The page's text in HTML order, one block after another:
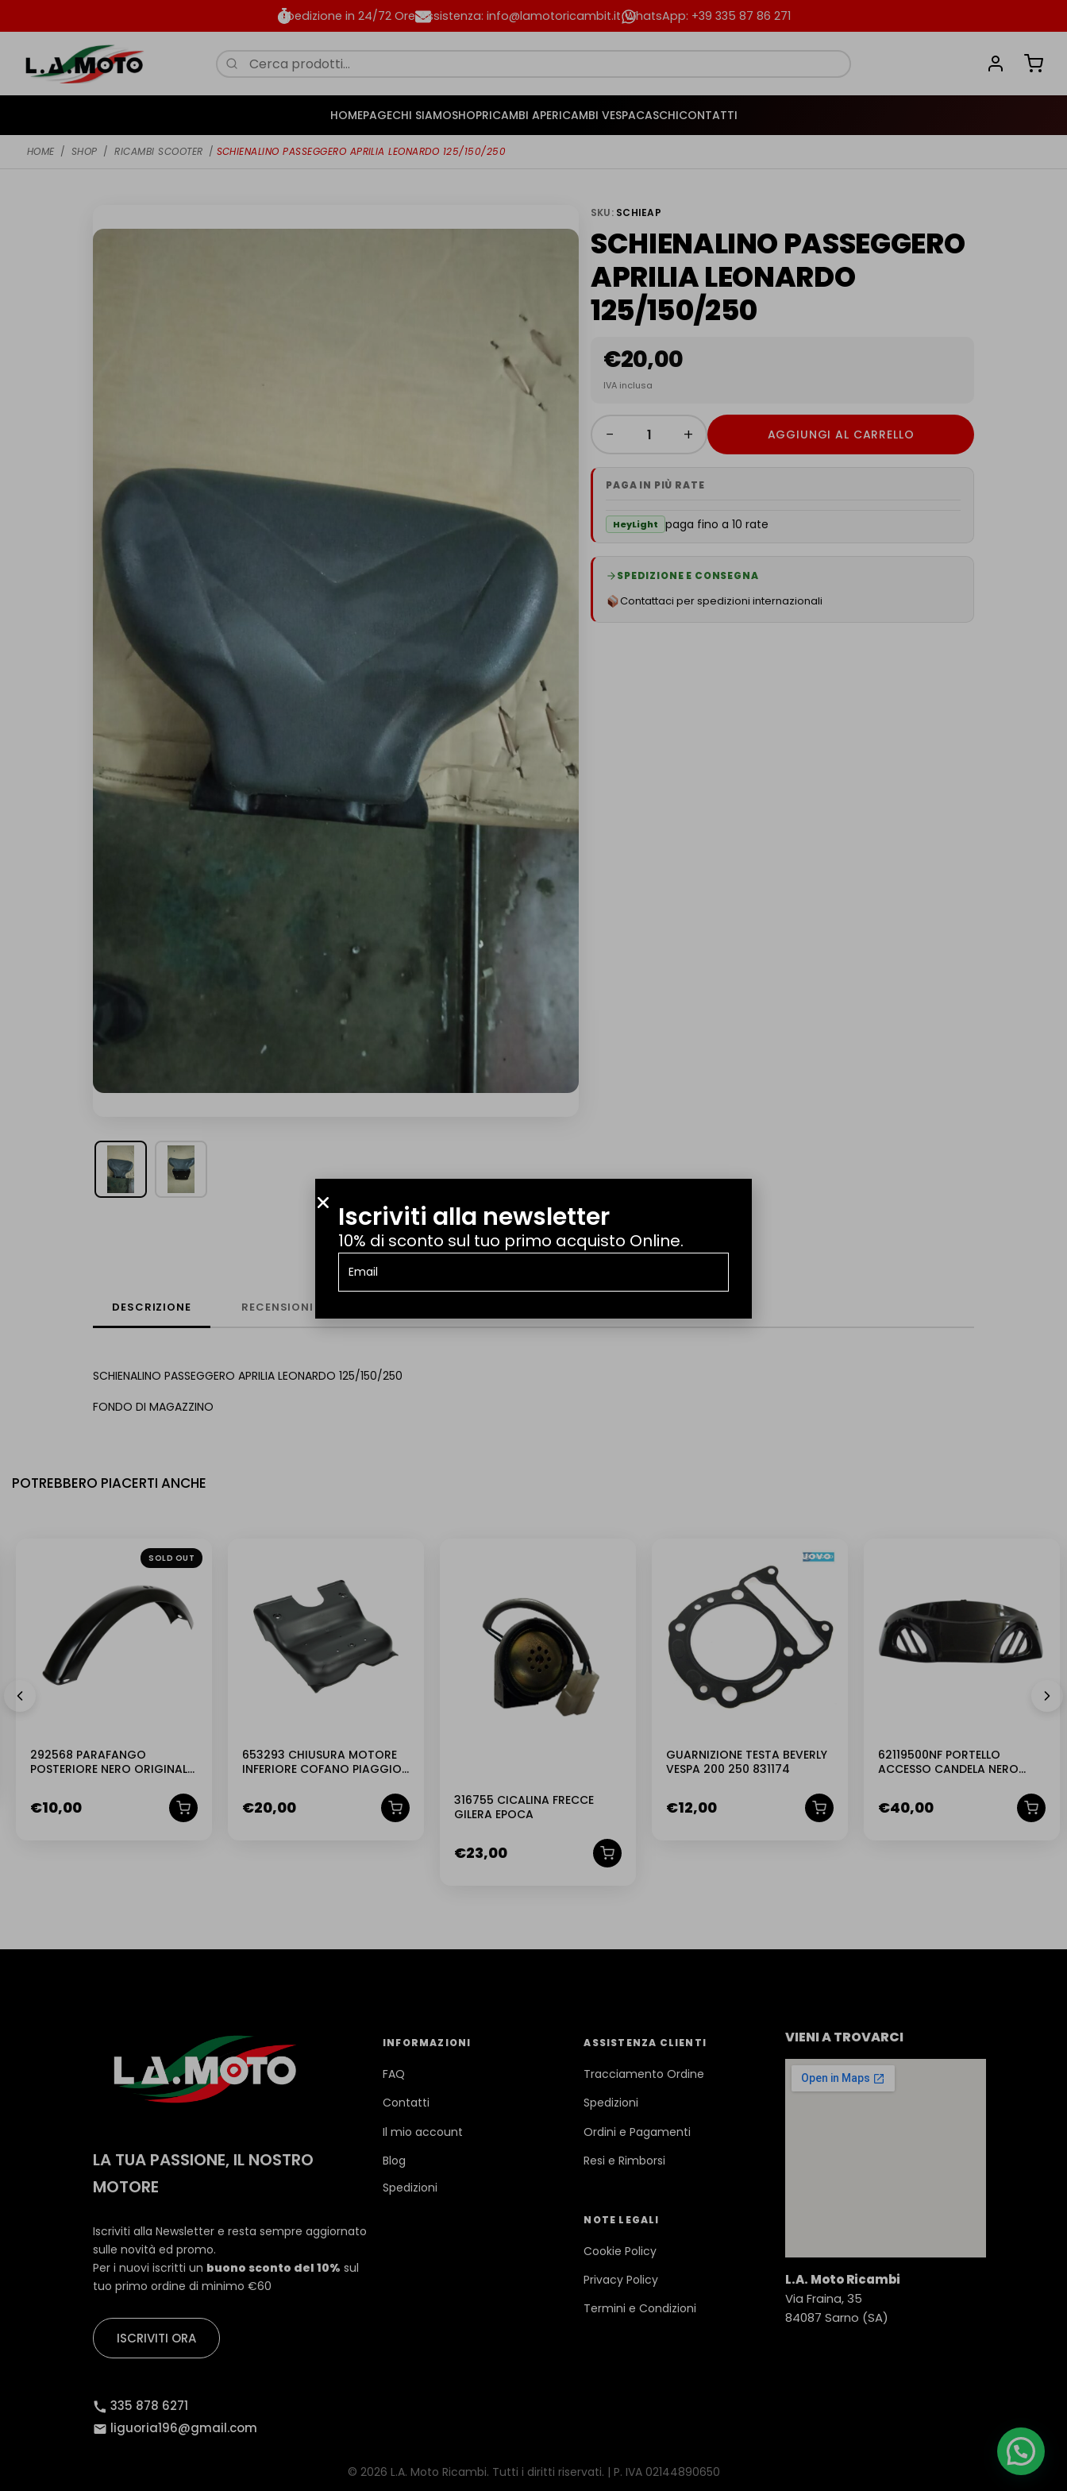
Spedizione in 24/72 Ore Assistenza: info@lamotoricambit.it WhatsApp: +39 335 87 86 271
HOMEPAGECHI SIAMOSHOPRICAMBI APERICAMBI VESPACASCHICONTATTI
HOME / SHOP / RICAMBI SCOOTER / SCHIENALINO PASSEGGERO APRILIA LEONARDO 125/150/250
SKU: SCHIEAP
SCHIENALINO PASSEGGERO
APRILIA LEONARDO
125/150/250
€20,00
IVA inclusa
− + AGGIUNGI AL CARRELLO
PAGA IN PIÙ RATE
HeyLight paga fino a 10 rate
SPEDIZIONE E CONSEGNA
Contattaci per spedizioni internazionali
DESCRIZIONE RECENSIONI
SCHIENALINO PASSEGGERO APRILIA LEONARDO 125/150/250
FONDO DI MAGAZZINO
POTREBBERO PIACERTI ANCHE
SOLD OUT
292568 PARAFANGO
POSTERIORE NERO ORIGINALE
€10,00
653293 CHIUSURA MOTORE
INFERIORE COFANO PIAGGIO
€20,00
316755 CICALINA FRECCE
GILERA EPOCA
€23,00
NUOVO
GUARNIZIONE TESTA BEVERLY
VESPA 200 250 831174
€12,00
62119500NF PORTELLO
ACCESSO CANDELA NERO
€40,00
LA TUA PASSIONE, IL NOSTRO
MOTORE
Iscriviti alla Newsletter e resta sempre aggiornato
sulle novità ed promo.
Per i nuovi iscritti un buono sconto del 10% sul
tuo primo ordine di minimo €60
ISCRIVITI ORA
335 878 6271
liguoria196@gmail.com
INFORMAZIONI
FAQ
Contatti
Il mio account
Blog
Spedizioni
ASSISTENZA CLIENTI
Tracciamento Ordine
Spedizioni
Ordini e Pagamenti
Resi e Rimborsi
NOTE LEGALI
Cookie Policy
Privacy Policy
Termini e Condizioni
VIENI A TROVARCI
L.A. Moto Ricambi
Via Fraina, 35
84087 Sarno (SA)
© 2026 L.A. Moto Ricambi. Tutti i diritti riservati. | P. IVA 02144890650
Iscriviti alla newsletter
10% di sconto sul tuo primo acquisto Online.